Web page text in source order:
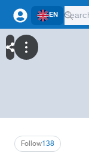
EN
138
Follow